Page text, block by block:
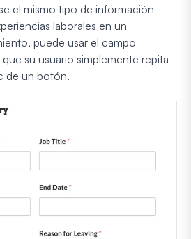
el mismo tipo de información
laborales en un
puede usar el campo
su usuario simplemente repita
de un botón.